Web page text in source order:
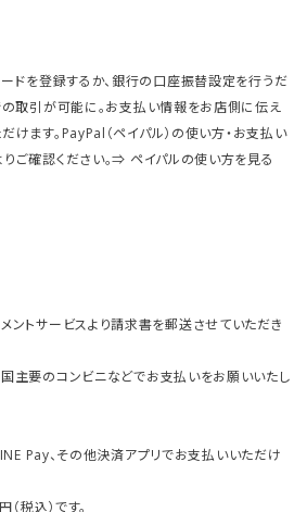
ードを登録するか、銀行の口座振替設定を行うだ
の取引が可能に。お支払い情報をお店側に伝え
けます。PayPal（ペイパル）の使い方・お支払い
ご確認ください。⇒ ペイパルの使い方を見る
ントサービスより請求書を郵送させていただき
主要のコンビニなどでお支払いをお願いいたし
Pay、その他決済アプリでお支払いいただけ
税込）です。